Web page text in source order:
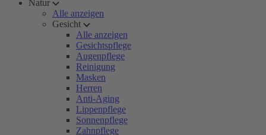
Natur
Alle anzeigen
Gesicht
Alle anzeigen
Gesichtspflege
Augenpflege
Reinigung
Masken
Herren
Anti-Aging
Lippenpflege
Sonnenpflege
Zahnpflege